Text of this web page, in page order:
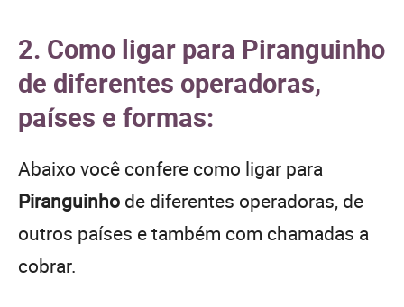
2. Como ligar para Piranguinho
de diferentes operadoras,
países e formas:
Abaixo você confere como ligar para
Piranguinho de diferentes operadoras, de
outros países e também com chamadas a
cobrar.